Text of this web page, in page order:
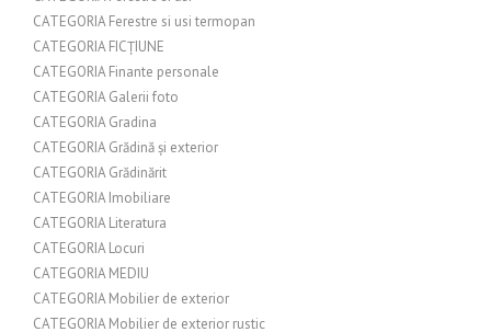
CATEGORIA Ferestre si usi termopan
CATEGORIA FICȚIUNE
CATEGORIA Finante personale
CATEGORIA Galerii foto
CATEGORIA Gradina
CATEGORIA Grădină și exterior
CATEGORIA Grădinărit
CATEGORIA Imobiliare
CATEGORIA Literatura
CATEGORIA Locuri
CATEGORIA MEDIU
CATEGORIA Mobilier de exterior
CATEGORIA Mobilier de exterior rustic